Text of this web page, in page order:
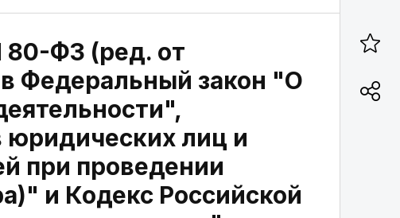
80-ФЗ (ред. от
Федеральный закон "О
лиц и
при проведении
и Кодекс Российской